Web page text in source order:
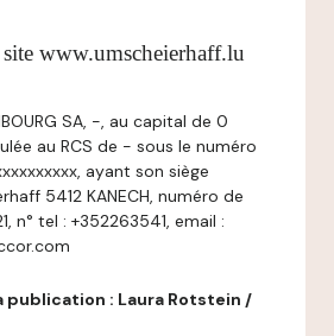
www.umscheierhaff.lu
SA, -, au capital de 0
au RCS de - sous le numéro
ayant son siège
5412 KANECH, numéro de
n° tel : +352263541, email :
publication : Laura Rotstein /